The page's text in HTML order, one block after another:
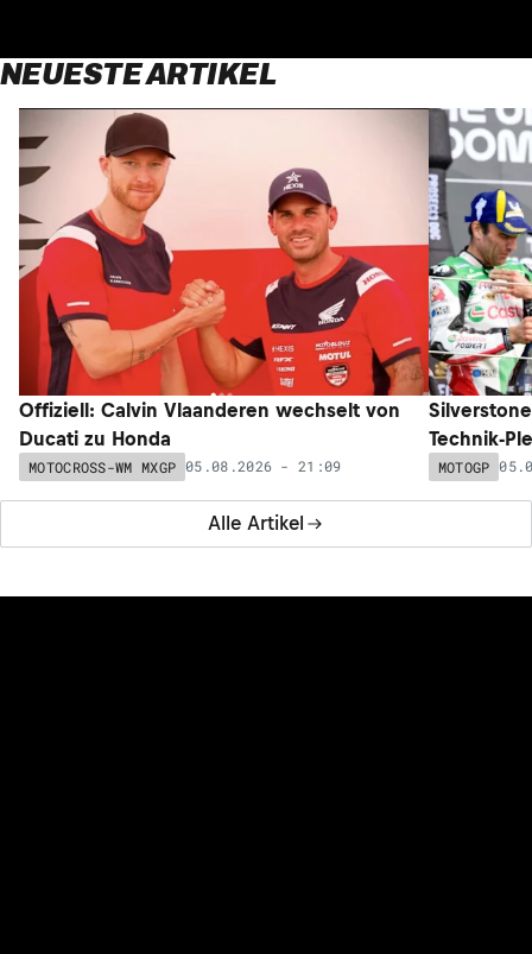
NEUESTE ARTIKEL
Alle Artikel
Offiziell: Calvin Vlaanderen wechselt von
Ducati zu Honda
MOTOCROSS-WM MXGP 05.08.2026 - 21:09
Technik-
MOTOGP